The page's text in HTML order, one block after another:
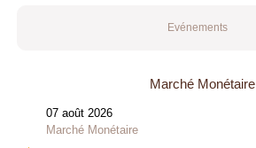
Evénements
Marché Monétaire
07 août 2026
Marché Monétaire